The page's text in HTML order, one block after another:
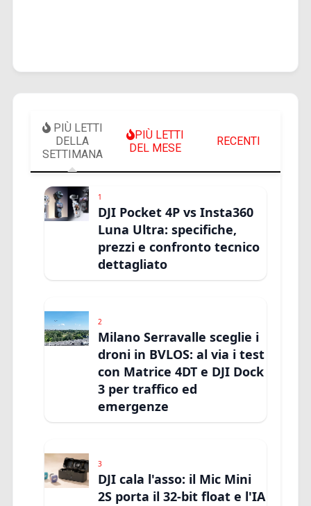
PIÙ LETTI
DELLA
SETTIMANA
PIÙ LETTI
DEL MESE
RECENTI
1
DJI Pocket 4P vs Insta360
Luna Ultra: specifiche,
prezzi e confronto tecnico
dettagliato
2
Milano Serravalle sceglie i
droni in BVLOS: al via i test
con Matrice 4DT e DJI Dock
3 per traffico ed
emergenze
3
DJI cala l'asso: il Mic Mini
2S porta il 32-bit float e l'IA